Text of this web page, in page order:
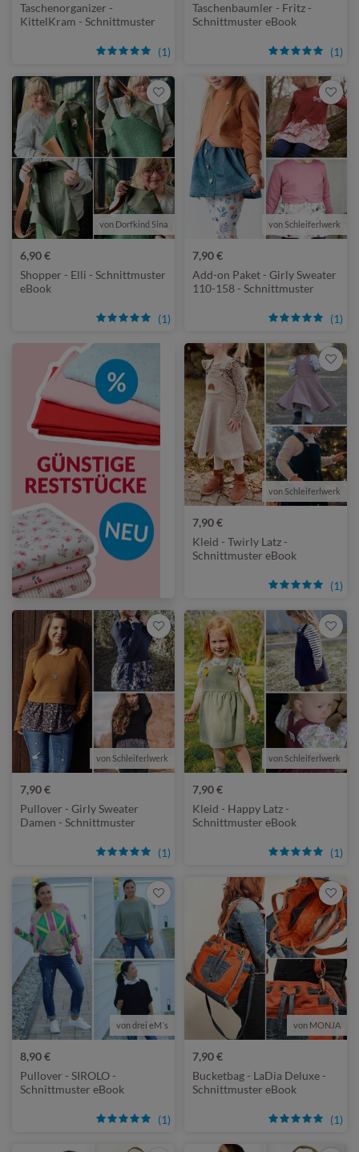
(1)
Taschenorganizer -
KittelKram - Schnittmuster
(1)
Taschenbaumler - Fritz -
Schnittmuster eBook
von Dorfkind Sina
6,90 €
(1)
Shopper - Elli - Schnittmuster
eBook
von Schleiferlwerk
7,90 €
(1)
Add-on Paket - Girly Sweater
110-158 - Schnittmuster
von Schleiferlwerk
7,90 €
(1)
Kleid - Twirly Latz -
Schnittmuster eBook
von Schleiferlwerk
7,90 €
(1)
Pullover - Girly Sweater
Damen - Schnittmuster
von Schleiferlwerk
7,90 €
(1)
Kleid - Happy Latz -
Schnittmuster eBook
von drei eM´s
8,90 €
(1)
Pullover - SIROLO -
Schnittmuster eBook
von MONJA
7,90 €
(1)
Bucketbag - LaDia Deluxe -
Schnittmuster eBook